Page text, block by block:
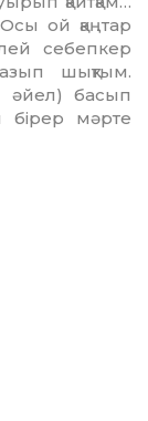
ой қаңтар
себеп­кер
шықтым.
әйел) басып
бірер мәрте